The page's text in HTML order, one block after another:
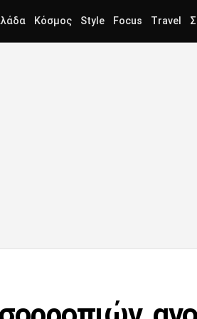
Κόσμος Style Focus Travel